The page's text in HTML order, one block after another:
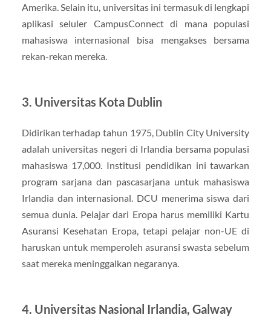
Amerika. Selain itu, universitas ini termasuk di lengkapi
aplikasi seluler CampusConnect di mana populasi
mahasiswa internasional bisa mengakses bersama
rekan-rekan mereka.
3. Universitas Kota Dublin
Didirikan terhadap tahun 1975, Dublin City University
adalah universitas negeri di Irlandia bersama populasi
mahasiswa 17,000. Institusi pendidikan ini tawarkan
program sarjana dan pascasarjana untuk mahasiswa
Irlandia dan internasional. DCU menerima siswa dari
semua dunia. Pelajar dari Eropa harus memiliki Kartu
Asuransi Kesehatan Eropa, tetapi pelajar non-UE di
haruskan untuk memperoleh asuransi swasta sebelum
saat mereka meninggalkan negaranya.
4. Universitas Nasional Irlandia, Galway